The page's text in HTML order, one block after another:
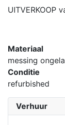
Verhuur
UITVERKOOP
Materiaal
messing
Conditie
refurbished